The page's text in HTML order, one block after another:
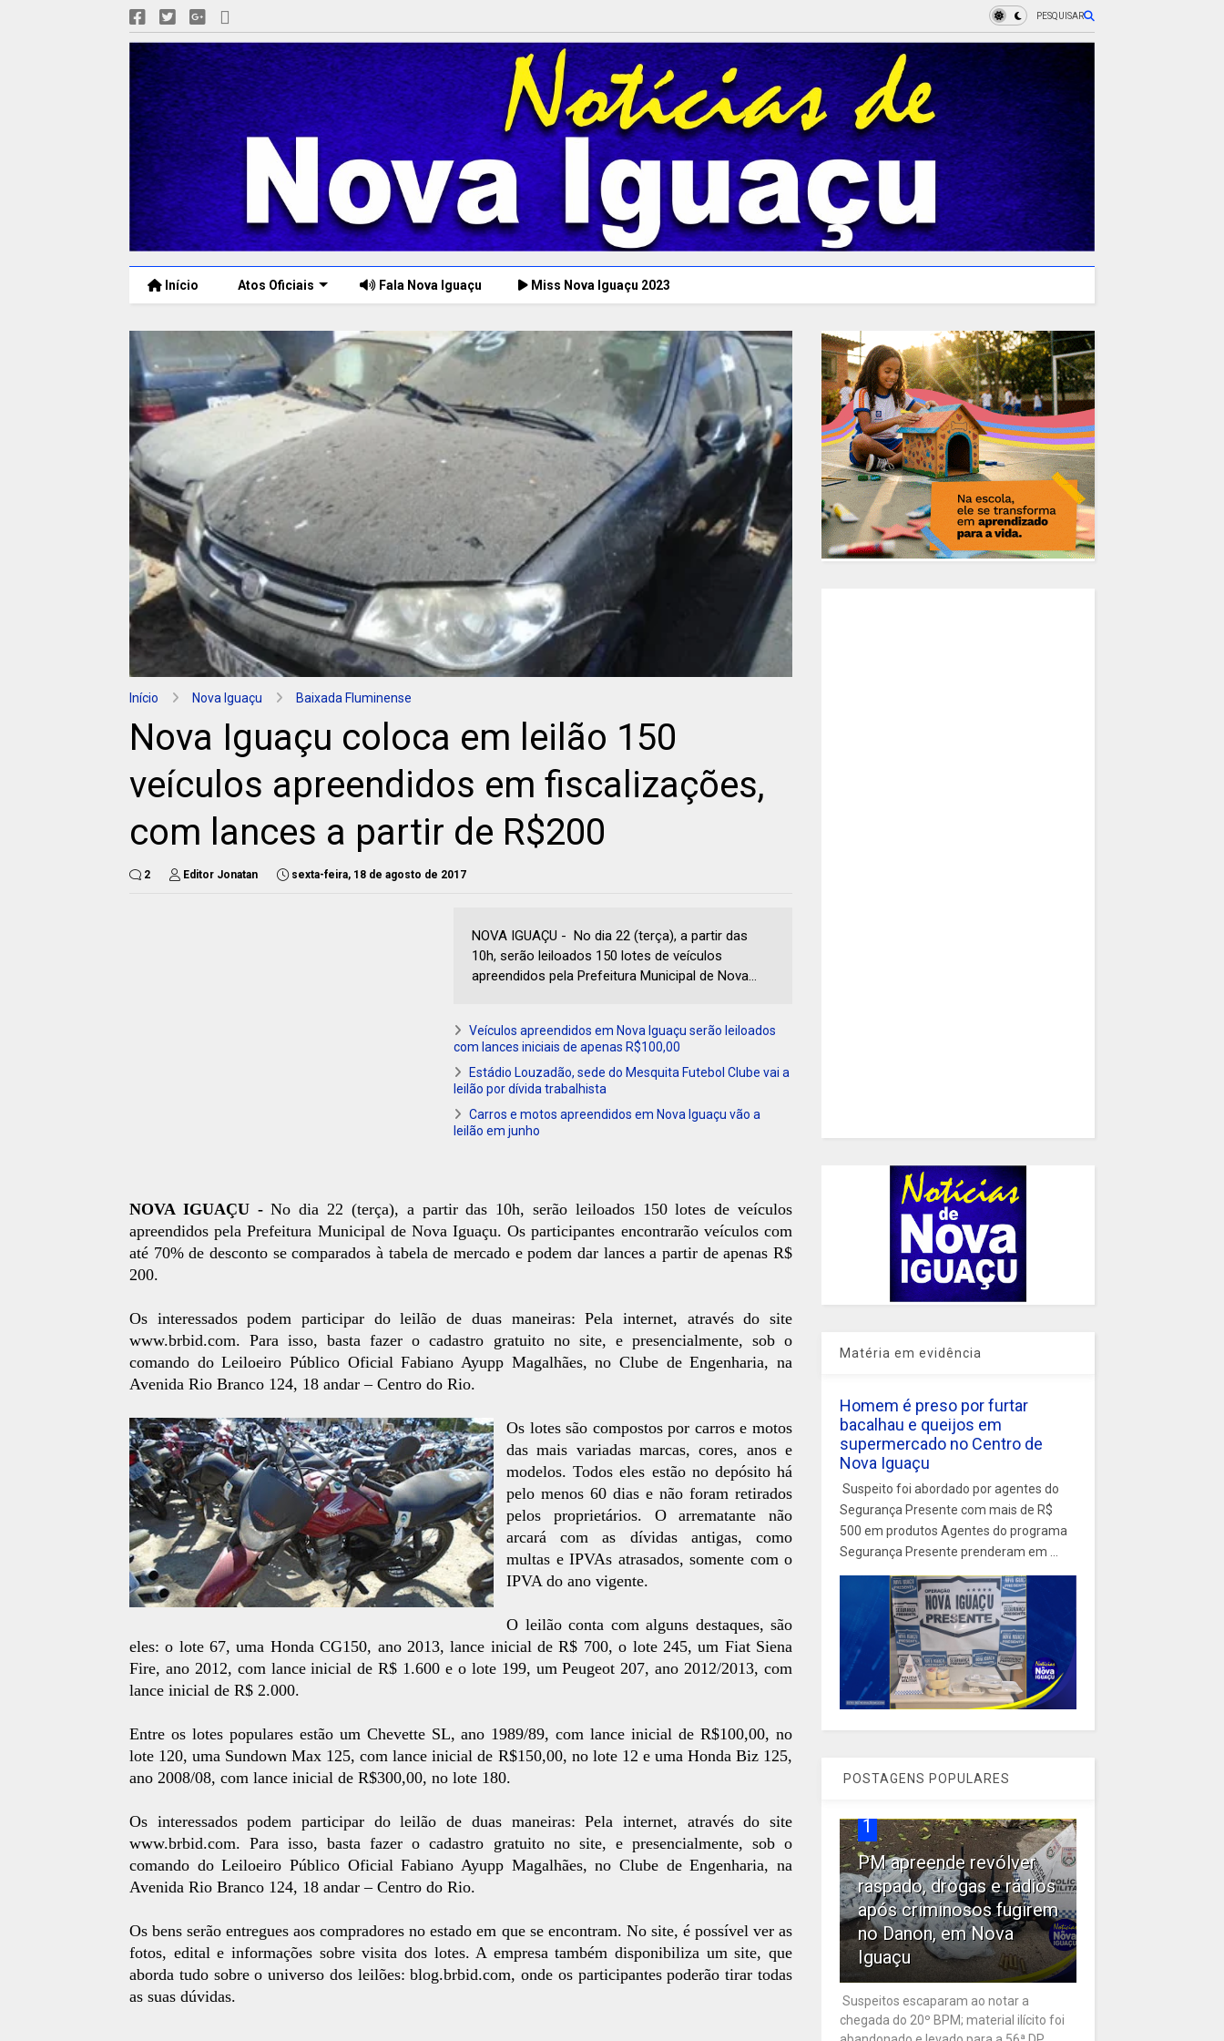
PESQUISAR
Início Atos Oficiais Fala Nova Iguaçu Miss Nova Iguaçu 2023
Início Nova Iguaçu Baixada Fluminense
Nova Iguaçu coloca em leilão 150
veículos apreendidos em fiscalizações,
com lances a partir de R$200
2 Editor Jonatan sexta-feira, 18 de agosto de 2017
NOVA IGUAÇU - No dia 22 (terça), a partir das
10h, serão leiloados 150 lotes de veículos
apreendidos pela Prefeitura Municipal de Nova...
Veículos apreendidos em Nova Iguaçu serão leiloados
com lances iniciais de apenas R$100,00
Estádio Louzadão, sede do Mesquita Futebol Clube vai a
leilão por dívida trabalhista
Carros e motos apreendidos em Nova Iguaçu vão a
leilão em junho
NOVA IGUAÇU -No dia 22 (terça), a partir das 10h, serão leiloados 150 lotes de veículos
apreendidos pela Prefeitura Municipal de Nova Iguaçu. Os participantes encontrarão veículos com
até 70% de desconto se comparados à tabela de mercado e podem dar lances a partir de apenas R$
200.
Os interessados podem participar do leilão de duas maneiras: Pela internet, através do site
www.brbid.com. Para isso, basta fazer o cadastro gratuito no site, e presencialmente, sob o
comando do Leiloeiro Público Oficial Fabiano Ayupp Magalhães, no Clube de Engenharia, na
Avenida Rio Branco 124, 18 andar – Centro do Rio.
Os lotes são compostos por carros e motos
das mais variadas marcas, cores, anos e
modelos. Todos eles estão no depósito há
pelo menos 60 dias e não foram retirados
pelos proprietários. O arrematante não
arcará com as dívidas antigas, como
multas e IPVAs atrasados, somente com o
IPVA do ano vigente.
O leilão conta com alguns destaques, são
eles: o lote 67, uma Honda CG150, ano 2013, lance inicial de R$ 700, o lote 245, um Fiat Siena
Fire, ano 2012, com lance inicial de R$ 1.600 e o lote 199, um Peugeot 207, ano 2012/2013, com
lance inicial de R$ 2.000.
Entre os lotes populares estão um Chevette SL, ano 1989/89, com lance inicial de R$100,00, no
lote 120, uma Sundown Max 125, com lance inicial de R$150,00, no lote 12 e uma Honda Biz 125,
ano 2008/08, com lance inicial de R$300,00, no lote 180.
Os interessados podem participar do leilão de duas maneiras: Pela internet, através do site
www.brbid.com. Para isso, basta fazer o cadastro gratuito no site, e presencialmente, sob o
comando do Leiloeiro Público Oficial Fabiano Ayupp Magalhães, no Clube de Engenharia, na
Avenida Rio Branco 124, 18 andar – Centro do Rio.
Os bens serão entregues aos compradores no estado em que se encontram. No site, é possível ver as
fotos, edital e informações sobre visita dos lotes. A empresa também disponibiliza um site, que
aborda tudo sobre o universo dos leilões: blog.brbid.com, onde os participantes poderão tirar todas
as suas dúvidas.
Matéria em evidência
Homem é preso por furtar
bacalhau e queijos em
supermercado no Centro de
Nova Iguaçu
Suspeito foi abordado por agentes do
Segurança Presente com mais de R$
500 em produtos Agentes do programa
Segurança Presente prenderam em ...
POSTAGENS POPULARES
1
PM apreende revólver
raspado, drogas e rádios
após criminosos fugirem
no Danon, em Nova
Iguaçu
Suspeitos escaparam ao notar a
chegada do 20º BPM; material ilícito foi